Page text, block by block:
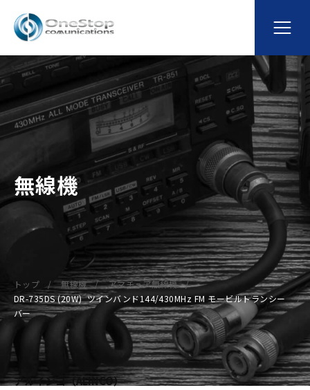
無線機
トップ 無線機
アマチュア無線機
DR-735DS (20W) ツインバンド144/430MHz FM モービルトランシー
バー
アルインコ（ALINCO）